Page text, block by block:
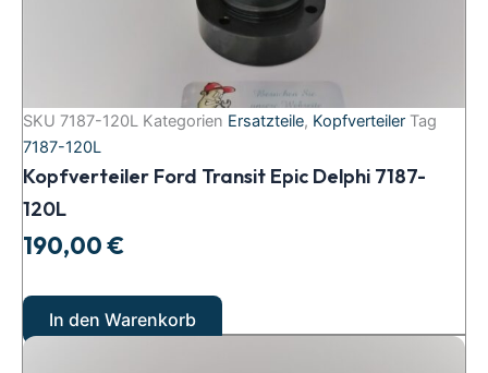
SKU 7187-120L Kategorien Ersatzteile, Kopfverteiler Tag
7187-120L
Kopfverteiler Ford Transit Epic Delphi 7187-
120L
190,00€
In den Warenkorb